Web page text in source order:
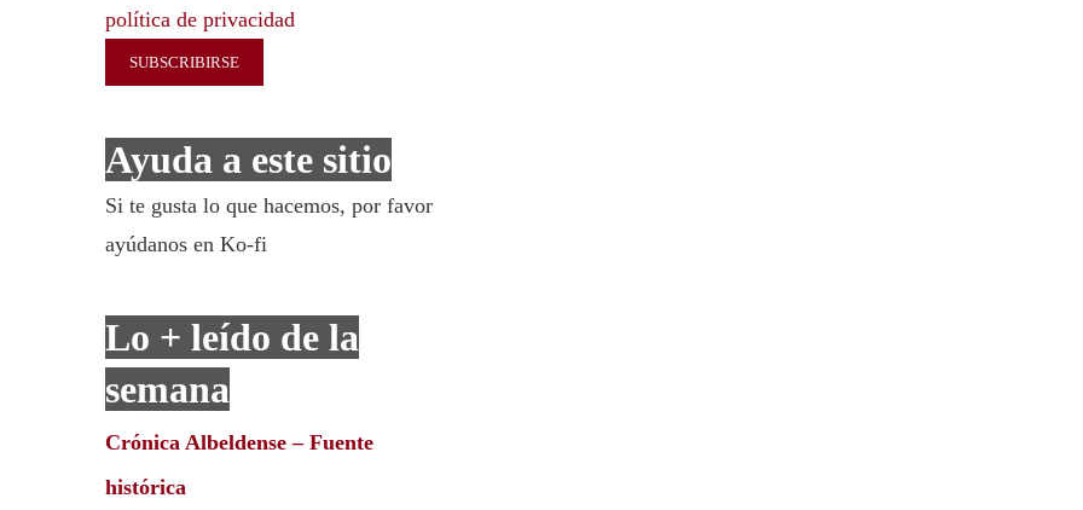
política de privacidad
Ayuda a este sitio
Si te gusta lo que hacemos, por favor
ayúdanos en Ko-fi
Lo + leído de la
semana
Crónica Albeldense – Fuente
histórica